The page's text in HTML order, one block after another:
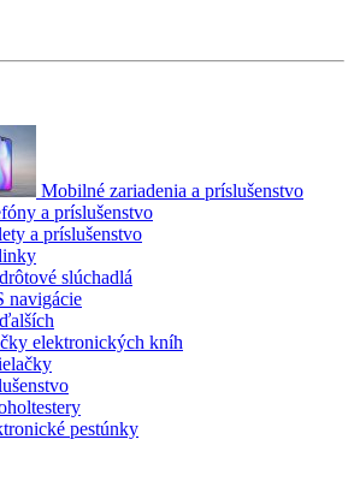
Mobilné zariadenia a príslušenstvo
a príslušenstvo
a príslušenstvo
slúchadlá
navigácie
elektronických kníh
pestúnky